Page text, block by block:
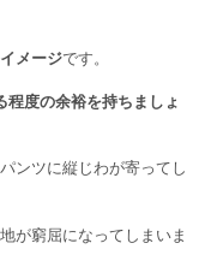
メージです。
程度の余裕を持ちましょ
ンツに縦じわが寄ってし
が窮屈になってしまいま